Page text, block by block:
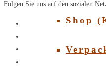
Shop
Folgen Sie uns auf den sozialen